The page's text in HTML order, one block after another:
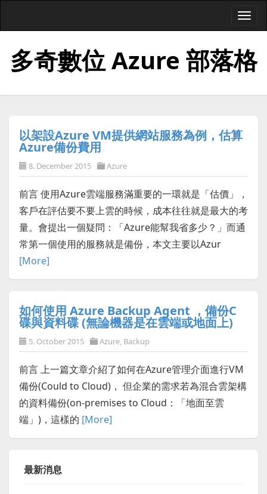
多奇數位 Azure 部落格
以架設Azure VM提供網站服務為例，估算
Azure備份費用
8. December 2015 Azure
前言 使用Azure雲端服務滿重要的一環就是「估價」，
客戶在評估要不要上雲的時候，成本往往就是最大的考
量。會提出一個疑問：「Azure能幫我省多少？」而通
常第一個使用的服務就是備份，本文主要以Azur
[More]
如何使用 Azure Backup Agent ，備份C
碟與資料碟 (無論機器是在雲端或地面上)
5. October 2015 Azure, Backup
前言 上一篇文章介紹了如何在Azure管理介面進行VM
備份(Could to Cloud)， 但企業的需求若為混合雲架構
的資料備份(on-premises to Cloud：「地面至雲
端」)，這樣的 [More]
最新消息